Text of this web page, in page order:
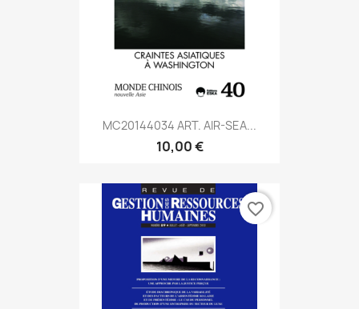
MC20144034 ART. AIR-SEA...
10,00 €
favorite_border